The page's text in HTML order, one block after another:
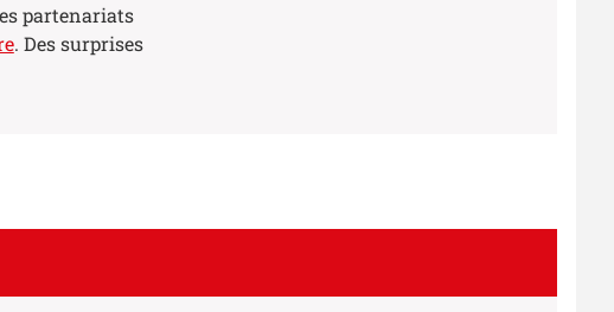
partenariats
. Des surprises